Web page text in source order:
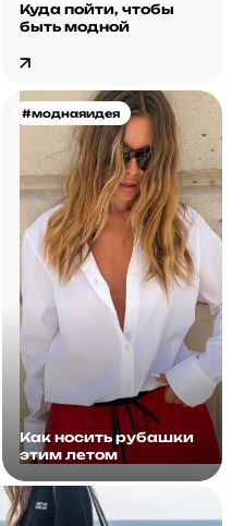
Куда пойти, чтобы
быть модной
#моднаяидея
Как носить рубашки
этим летом